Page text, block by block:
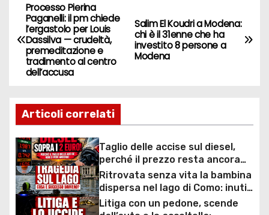
N
a
v
g
a
z
i
Salim El Koudri a Modena:
chi è il 31enne che ha
investito 8 persone a
Modena
Processo Pierina
Paganelli: il pm chiede
l’ergastolo per Louis
Dassilva — crudeltà,
premeditazione e
tradimento al centro
dell’accusa
Articoli correlati
Taglio delle accise sul diesel,
perché il prezzo resta ancora
sopra i 2 euro nonostante lo
sconto deciso dal Governo
Ritrovata senza vita la bambina
dispersa nel lago di Como: inutili
ore di ricerche dei
Litiga con un pedone, scende